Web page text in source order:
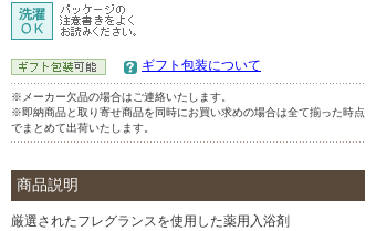
ギフト包装について
※メーカー欠品の場合はご連絡いたします。
※即納商品と取り寄せ商品を同時にお買い求めの場合は全て揃った時点
でまとめて出荷いたします。
商品説明
厳選されたフレグランスを使用した薬用入浴剤